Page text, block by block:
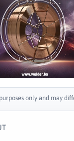
only and may